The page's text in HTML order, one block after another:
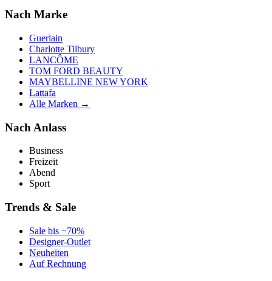
Nach Marke
Guerlain
Charlotte Tilbury
LANCÔME
TOM FORD BEAUTY
MAYBELLINE NEW YORK
Lattafa
Alle Marken →
Nach Anlass
Business
Freizeit
Abend
Sport
Trends & Sale
Sale bis −70%
Designer-Outlet
Neuheiten
Auf Rechnung